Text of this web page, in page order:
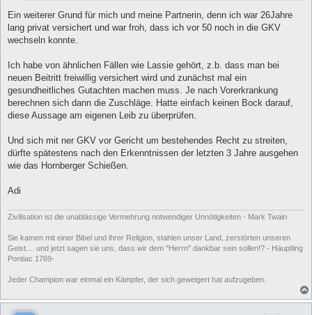
Ein weiterer Grund für mich und meine Partnerin, denn ich war 26Jahre
lang privat versichert und war froh, dass ich vor 50 noch in die GKV
wechseln konnte.
Ich habe von ähnlichen Fällen wie Lassie gehört, z.b. dass man bei
neuen Beitritt freiwillig versichert wird und zunächst mal ein
gesundheitliches Gutachten machen muss. Je nach Vorerkrankung
berechnen sich dann die Zuschläge. Hatte einfach keinen Bock darauf,
diese Aussage am eigenen Leib zu überprüfen.
Und sich mit ner GKV vor Gericht um bestehendes Recht zu streiten,
dürfte spätestens nach den Erkenntnissen der letzten 3 Jahre ausgehen
wie das Hornberger Schießen.
Adi
Zivilisation ist die unablässige Vermehrung notwendiger Unnötigkeiten - Mark Twain
Sie kamen mit einer Bibel und ihrer Religion, stahlen unser Land, zerstörten unseren
Geist.... und jetzt sagen sie uns, dass wir dem "Herrn" dankbar sein sollen!? - Häuptling
Pontiac 1769-
Jeder Champion war einmal ein Kämpfer, der sich geweigert hat aufzugeben.